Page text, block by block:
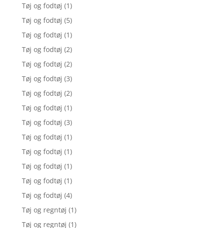
Tøj og fodtøj (1)
Tøj og fodtøj (5)
Tøj og fodtøj (1)
Tøj og fodtøj (2)
Tøj og fodtøj (2)
Tøj og fodtøj (3)
Tøj og fodtøj (2)
Tøj og fodtøj (1)
Tøj og fodtøj (3)
Tøj og fodtøj (1)
Tøj og fodtøj (1)
Tøj og fodtøj (1)
Tøj og fodtøj (1)
Tøj og fodtøj (4)
Tøj og regntøj (1)
Tøj og regntøj (1)